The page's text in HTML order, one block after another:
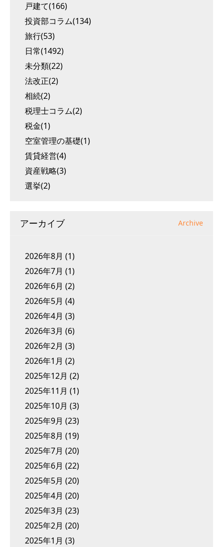
戸建て(166)
投資部コラム(134)
旅行(53)
日常(1492)
未分類(22)
法改正(2)
相続(2)
税理士コラム(2)
税金(1)
空室管理の基礎(1)
賃貸経営(4)
資産戦略(3)
選挙(2)
アーカイブ Archive
2026年8月 (1)
2026年7月 (1)
2026年6月 (2)
2026年5月 (4)
2026年4月 (3)
2026年3月 (6)
2026年2月 (3)
2026年1月 (2)
2025年12月 (2)
2025年11月 (1)
2025年10月 (3)
2025年9月 (23)
2025年8月 (19)
2025年7月 (20)
2025年6月 (22)
2025年5月 (20)
2025年4月 (20)
2025年3月 (23)
2025年2月 (20)
2025年1月 (3)